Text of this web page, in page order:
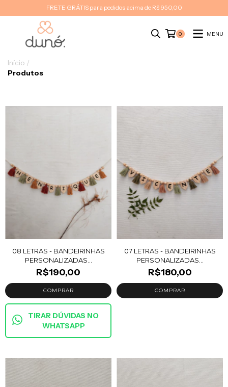
FRETE GRÁTIS para pedidos acima de R$ 950,00
0 MENU
Início /
Produtos
08 LETRAS - BANDEIRINHAS
PERSONALIZADAS...
R$190,00
TIRAR DÚVIDAS NO
WHATSAPP
07 LETRAS - BANDEIRINHAS
PERSONALIZADAS...
R$180,00